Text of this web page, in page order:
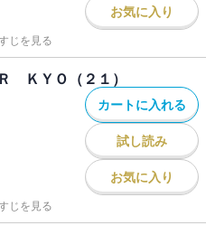
お気に入り
じを見る
ＫＹＯ（２１）
カートに入れる
試し読み
お気に入り
じを見る